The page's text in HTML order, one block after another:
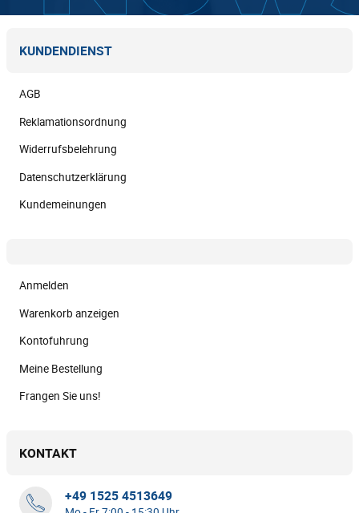
KUNDENDIENST
AGB
Reklamationsordnung
Widerrufsbelehrung
Datenschutzerklärung
Kundemeinungen
Anmelden
Warenkorb anzeigen
Kontofuhrung
Meine Bestellung
Frangen Sie uns!
KONTAKT
+49 1525 4513649